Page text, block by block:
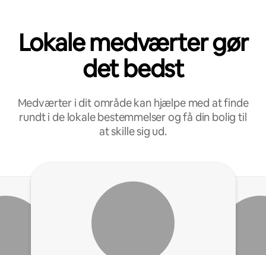
Lokale medværter gør
det bedst
Medværter i dit område kan hjælpe med at finde
rundt i de lokale bestemmelser og få din bolig til
at skille sig ud.